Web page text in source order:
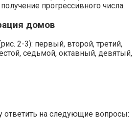
прогрессивного числа.
домов
2-3): первый, второй, третий,
седьмой, октавный, девятый,
ответить на следующие вопросы: